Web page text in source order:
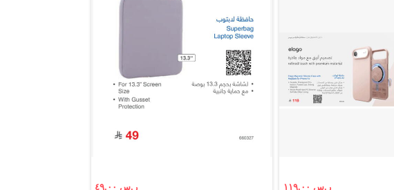
ر.س ١١٩.٠٠ ر.س ٤٩.٠٠